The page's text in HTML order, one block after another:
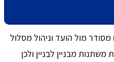
מול הועד וניהול מסלול
מבניין לבניין ולכן